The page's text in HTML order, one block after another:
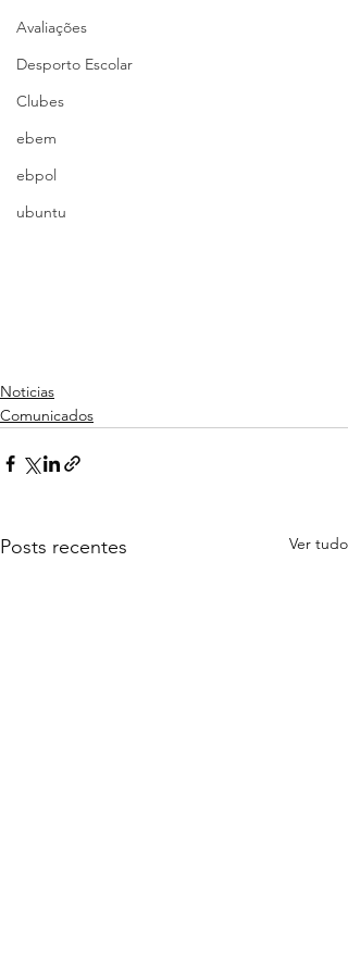
Avaliações
Desporto Escolar
Clubes
ebem
ebpol
ubuntu
Noticias
Comunicados
Posts recentes Ver tudo